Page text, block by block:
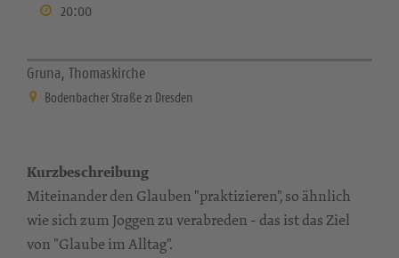
20:00
Gruna, Thomaskirche
Bodenbacher Straße 21 Dresden
Kurzbeschreibung
Miteinander den Glauben "praktizieren", so ähnlich
wie sich zum Joggen zu verabreden - das ist das Ziel
von "Glaube im Alltag".